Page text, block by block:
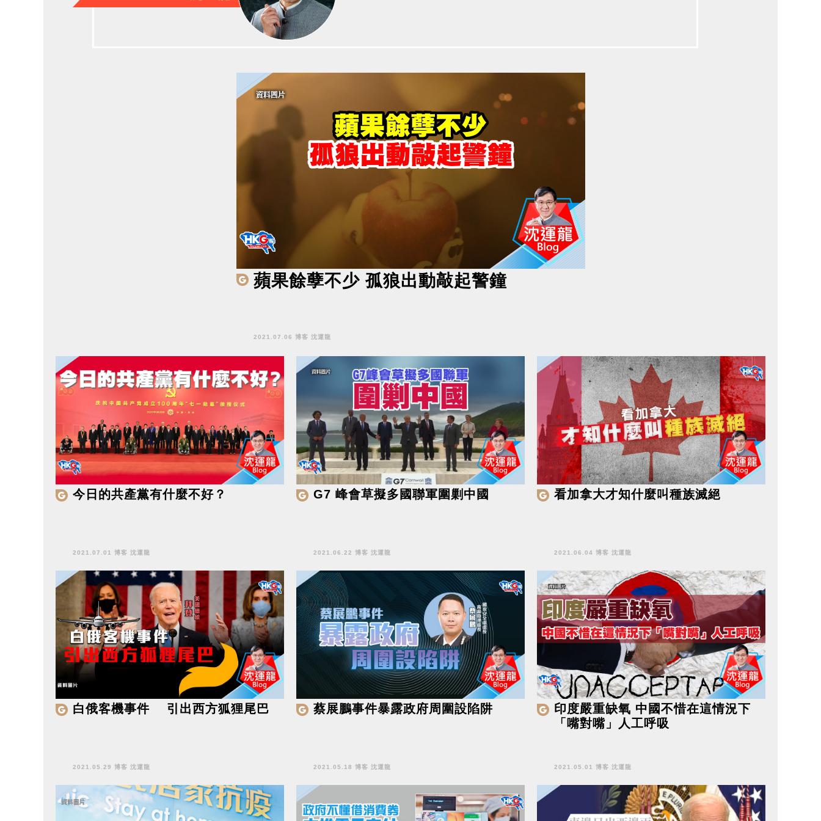
蘋果餘孽不少 孤狼出動敲起警鐘
2021.07.06 博客 沈運龍
今日的共產黨有什麼不好？
2021.07.01 博客 沈運龍
G7 峰會草擬多國聯軍圍剿中國
2021.06.22 博客 沈運龍
看加拿大才知什麼叫種族滅絕
2021.06.04 博客 沈運龍
白俄客機事件 引出西方狐狸尾巴
2021.05.29 博客 沈運龍
蔡展鵬事件暴露政府周圍設陷阱
2021.05.18 博客 沈運龍
印度嚴重缺氧 中國不惜在這情況下
「嘴對嘴」人工呼吸
2021.05.01 博客 沈運龍